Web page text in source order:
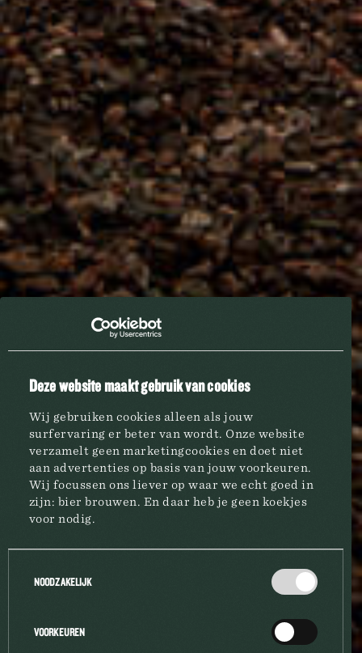
Deze website maakt gebruik van cookies
Wij gebruiken cookies alleen als jouw
surfervaring er beter van wordt. Onze website
verzamelt geen marketingcookies en doet niet
aan advertenties op basis van jouw voorkeuren.
Wij focussen ons liever op waar we echt goed in
zijn: bier brouwen. En daar heb je geen koekjes
voor nodig.
NOODZAKELIJK
VOORKEUREN
CHOIX DE RIMAY ROSÉ